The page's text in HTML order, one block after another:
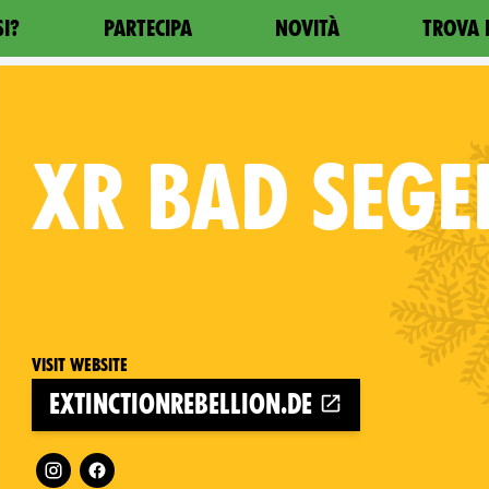
PARTECIPA NOVITÀ TROVA
XR BAD
Visit website
extinctionrebellion.de
Follow XR Bad Segeberg on